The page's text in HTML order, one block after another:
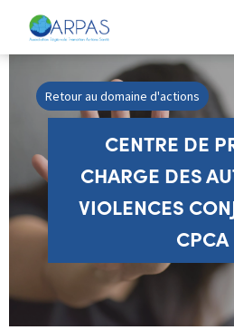
CENTRE DE
CHARGE DES
VIOLENCES
CPCA
Retour au domaine d'actions